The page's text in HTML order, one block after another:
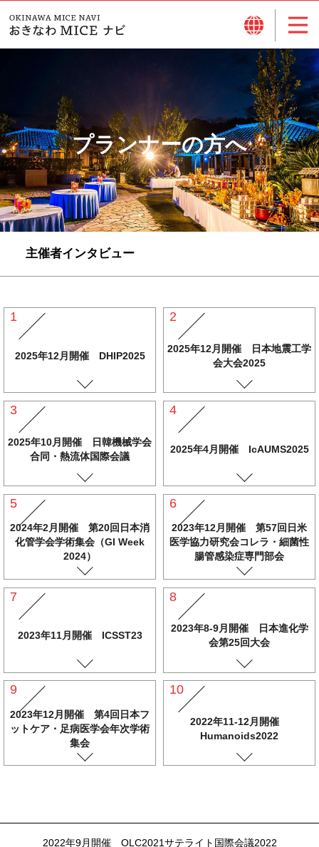
プランナーの方へ
主催者インタビュー
1
2025年12月開催 DHIP2025
2
2025年12月開催 日本地震工学
会大会2025
3
2025年10月開催 日韓機械学会
合同・熱流体国際会議
4
2025年4月開催 IcAUMS2025
5
2024年2月開催 第20回日本消
化管学会学術集会（GI Week
2024）
6
2023年12月開催 第57回日米
医学協力研究会コレラ・細菌性
腸管感染症専門部会
7
2023年11月開催 ICSST23
8
2023年8-9月開催 日本進化学
会第25回大会
9
2023年12月開催 第4回日本フ
ットケア・足病医学会年次学術
集会
10
2022年11-12月開催
Humanoids2022
2022年9月開催 OLC2021サテライト国際会議2022